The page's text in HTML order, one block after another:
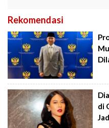
Rekomendasi
di